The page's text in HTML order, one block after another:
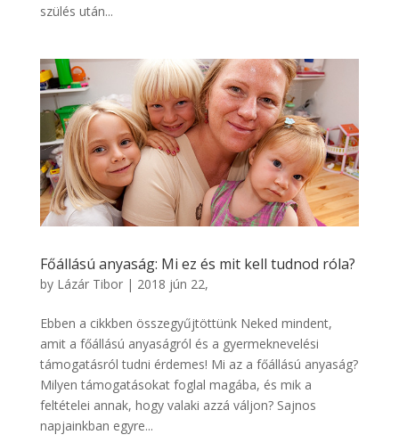
szülés után...
Főállású anyaság: Mi ez és mit kell tudnod róla?
by Lázár Tibor| 2018 jún 22,
Ebben a cikkben összegyűjtöttünk Neked mindent,
amit a főállású anyaságról és a gyermeknevelési
támogatásról tudni érdemes! Mi az a főállású anyaság?
Milyen támogatásokat foglal magába, és mik a
feltételei annak, hogy valaki azzá váljon? Sajnos
napjainkban egyre...